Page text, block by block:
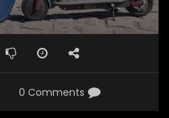
0 Comments